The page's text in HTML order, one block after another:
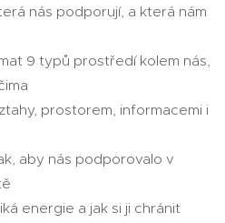
nás podporují, a která nám
9 typů prostředí kolem nás,
prostorem, informacemi i
aby nás podporovalo v
energie a jak si ji chránit